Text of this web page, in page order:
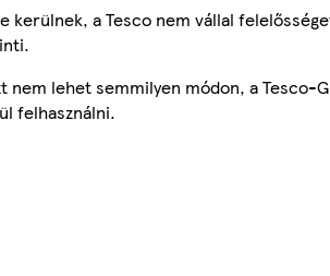
a Tesco nem vállal
lehet semmilyen módon, a Tesco-
felhasználni.